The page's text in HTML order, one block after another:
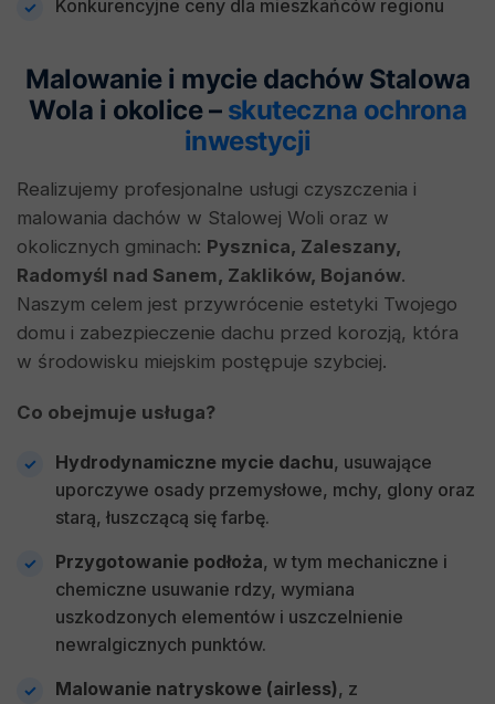
Konkurencyjne ceny dla mieszkańców regionu
Malowanie i mycie dachów Stalowa
Wola i okolice – skuteczna ochrona
inwestycji
Realizujemy profesjonalne usługi czyszczenia i
malowania dachów w Stalowej Woli oraz w
okolicznych gminach: Pysznica, Zaleszany,
Radomyśl nad Sanem, Zaklików, Bojanów.
Naszym celem jest przywrócenie estetyki Twojego
domu i zabezpieczenie dachu przed korozją, która
w środowisku miejskim postępuje szybciej.
Co obejmuje usługa?
Hydrodynamiczne mycie dachu, usuwające
uporczywe osady przemysłowe, mchy, glony oraz
starą, łuszczącą się farbę.
Przygotowanie podłoża, w tym mechaniczne i
chemiczne usuwanie rdzy, wymiana
uszkodzonych elementów i uszczelnienie
newralgicznych punktów.
Malowanie natryskowe (airless), z